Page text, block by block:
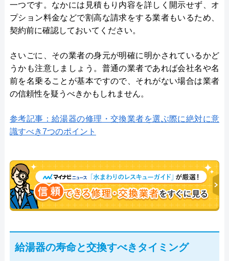
一つです。なかには見積もり内容を詳しく開示せず、オ
プション料金などで割高な請求をする業者もいるため、
契約前に確認しておいてください。
さいごに、その業者の身元が明確に明かされているかど
うかも注意しましょう。普通の業者であれば会社名や名
前を名乗ることが基本ですので、それがない場合は業者
の信頼性を疑うべきかもしれません。
参考記事：給湯器の修理・交換業者を選ぶ際に絶対に意
識すべき7つのポイント
給湯器の寿命と交換すべきタイミング